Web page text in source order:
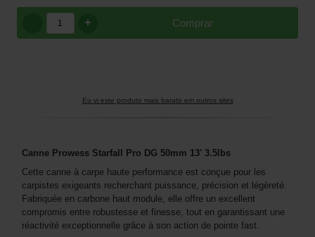
Comprar
+
Eu vi este produto mais barato em outros sites
Canne Prowess Starfall Pro DG 50mm 13' 3.5lbs
Cette canne à carpe haute performance est conçue pour les
carpistes exigeants recherchant puissance, précision et légèreté.
Fabriquée en carbone haut module, elle offre un excellent
compromis entre robustesse et finesse, tout en garantissant une
réactivité exceptionnelle grâce à son action de pointe fast.